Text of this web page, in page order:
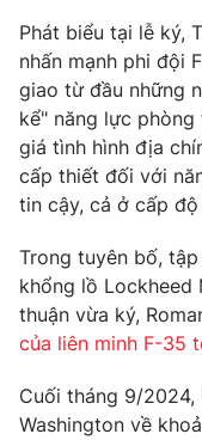
Giải sao mai
Làm đẹp
Chất lượng cuộc
Tuyển sinh
Học trực tuyến
Công nghệ
Hitech Công nghệ
Sản phẩm
Thị trường
Tư vấn
Giao lưu trực
Lịch phát sóng
Chuyên mục khác
Emagazine
Photo
Phát biểu tại lễ ký,
nhấn mạnh phi đội
giao từ đầu những
kể" năng lực phòng
giá tình hình địa
cấp thiết đối với
tin cậy, cả ở cấp
Trong tuyên bố,
khổng lồ Lockheed
thuận vừa ký,
của liên minh F-35
Cuối tháng 9/2024,
Washington về